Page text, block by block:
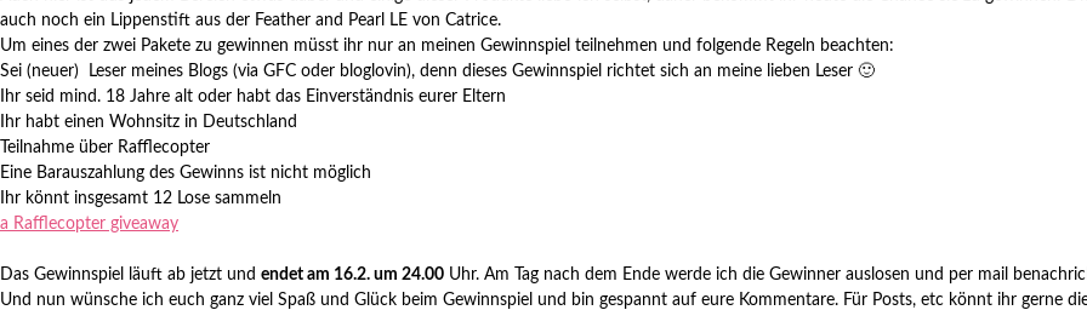
auch noch ein Lippenstift aus der Feather and Pearl LE von Catrice.
Um eines der zwei Pakete zu gewinnen müsst ihr nur an meinen Gewinnspiel teilnehmen und folgende Regeln beachten:
Sei (neuer) Leser meines Blogs (via GFC oder bloglovin), denn dieses Gewinnspiel richtet sich an meine lieben Leser 🙂
Ihr seid mind. 18 Jahre alt oder habt das Einverständnis eurer Eltern
Ihr habt einen Wohnsitz in Deutschland
Teilnahme über Rafflecopter
Eine Barauszahlung des Gewinns ist nicht möglich
Ihr könnt insgesamt 12 Lose sammeln
a Rafflecopter giveaway
Das Gewinnspiel läuft ab jetzt und endet am 16.2. um 24.00 Uhr. Am Tag nach dem Ende werde ich die Gewinner auslosen und per mail
Und nun wünsche ich euch ganz viel Spaß und Glück beim Gewinnspiel und bin gespannt auf eure Kommentare. Für Posts, etc könnt ihr gerne